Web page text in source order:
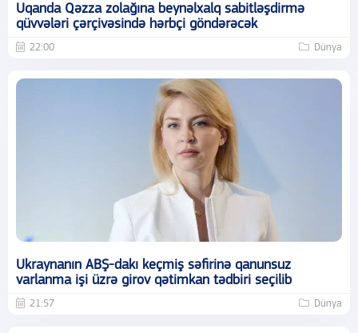
Uqanda Qəzza zolağına beynəlxalq sabitləşdirmə
qüvvələri çərçivəsində hərbçi göndərəcək
22:00 Dünya
Ukraynanın ABŞ-dakı keçmiş səfirinə qanunsuz
varlanma işi üzrə girov qətimkan tədbiri seçilib
21:57 Dünya